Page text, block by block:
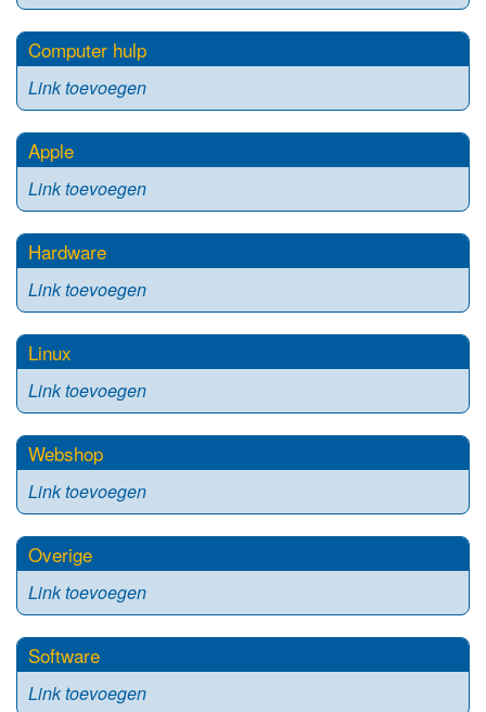
Computer hulp
Link toevoegen
Apple
Link toevoegen
Hardware
Link toevoegen
Linux
Link toevoegen
Webshop
Link toevoegen
Overige
Link toevoegen
Software
Link toevoegen